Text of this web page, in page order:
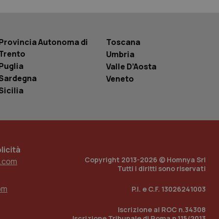
Autonoma di
Toscana
Umbria
Valle D’Aosta
Veneto
Copyright 2013-2026 © Homnya Srl
Tutti i diritti sono riservati
P.I. e C.F. 13026241003
Iscrizione al ROC n.34308
il sito, ma un
di accesso per
Analytics
di
traccia
incorporati
del sito web sta
di